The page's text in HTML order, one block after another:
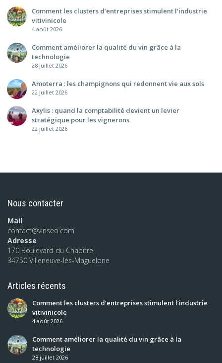
Comment les clusters d’entreprises stimulent l’industrie
vitivinicole
4 août 2026
Comment améliorer la qualité du vin grâce à la
technologie
28 juillet 2026
Amoterra : les champignons qui redonnent vie aux sols
22 juillet 2026
Axylis : quand la comptabilité devient un levier
stratégique pour les vignerons
22 juillet 2026
Nous contacter
Mail
contact@vinseo.com
Adresse
170 Boulevard du Chapitre
34750 Villeneuve-lès-Maguelone
Articles récents
Comment les clusters d’entreprises stimulent l’industrie
vitivinicole
4 août 2026
Comment améliorer la qualité du vin grâce à la
technologie
28 juillet 2026